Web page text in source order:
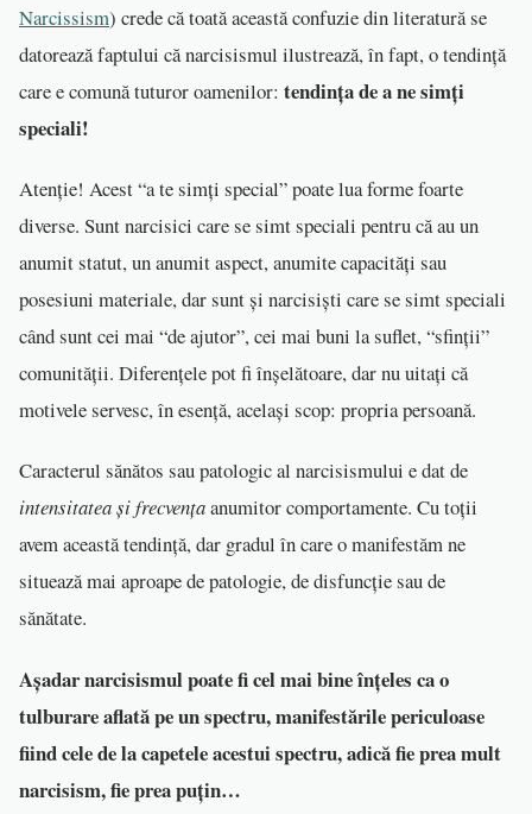
Narcissism) crede că toată această confuzie din literatură se
datorează faptului că narcisismul ilustrează, în fapt, o tendință
care e comună tuturor oamenilor: tendința de a ne simți
speciali!
Atenție! Acest “a te simți special” poate lua forme foarte
diverse. Sunt narcisici care se simt speciali pentru că au un
anumit statut, un anumit aspect, anumite capacități sau
posesiuni materiale, dar sunt și narcisiști care se simt speciali
când sunt cei mai “de ajutor”, cei mai buni la suflet, “sfinții”
comunității. Diferențele pot fi înșelătoare, dar nu uitați că
motivele servesc, în esență, același scop: propria persoană.
Caracterul sănătos sau patologic al narcisismului e dat de
intensitatea și frecvențaanumitor comportamente. Cu toții
avem această tendință, dar gradul în care o manifestăm ne
situează mai aproape de patologie, de disfuncție sau de
sănătate.
Așadar narcisismul poate fi cel mai bine înțeles ca o
tulburare aflată pe un spectru, manifestările periculoase
fiind cele de la capetele acestui spectru, adică fie prea mult
narcisism, fie prea puțin…